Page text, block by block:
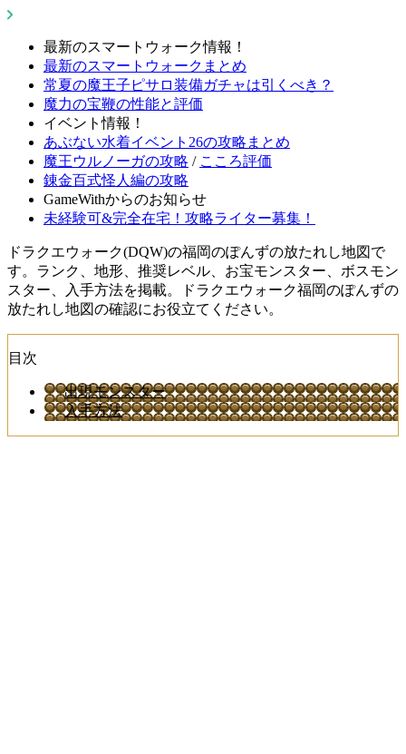
最新のスマートウォーク情報！
最新のスマートウォークまとめ
常夏の魔王子ピサロ装備ガチャは引くべき？
魔力の宝鞭の性能と評価
イベント情報！
あぶない水着イベント26の攻略まとめ
魔王ウルノーガの攻略 / こころ評価
錬金百式怪人編の攻略
GameWithからのお知らせ
未経験可&完全在宅！攻略ライター募集！
ドラクエウォーク(DQW)の福岡のぽんずの放たれし地図で
す。ランク、地形、推奨レベル、お宝モンスター、ボスモン
スター、入手方法を掲載。ドラクエウォーク福岡のぽんずの
放たれし地図の確認にお役立てください。
目次
出現モンスター
入手方法